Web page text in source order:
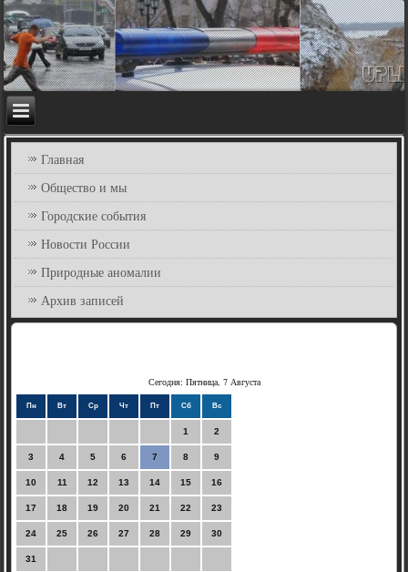
Главная
Общество и мы
Городские события
Новости России
Природные аномалии
Архив записей
Сегодня: Пятница, 7 Августа
Пн Вт Ср Чт Пт Сб Вс
1 2
3 4 5 6 7 8 9
10 11 12 13 14 15 16
17 18 19 20 21 22 23
24 25 26 27 28 29 30
31